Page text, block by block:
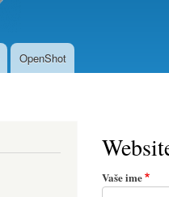
OpenShot
Vaše ime